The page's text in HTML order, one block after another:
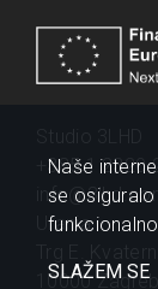
+385 1 2320
Urania
10000
Naše
se
SLAŽEM SE